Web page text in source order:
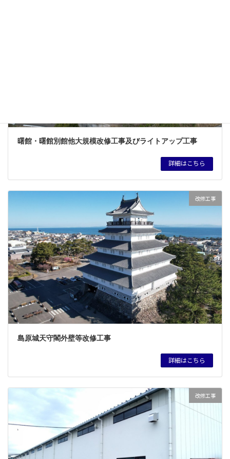
曙館・曙館別館他大規模改修工事及びライトアップ工事
詳細はこちら
改修工事
島原城天守閣外壁等改修工事
詳細はこちら
改修工事